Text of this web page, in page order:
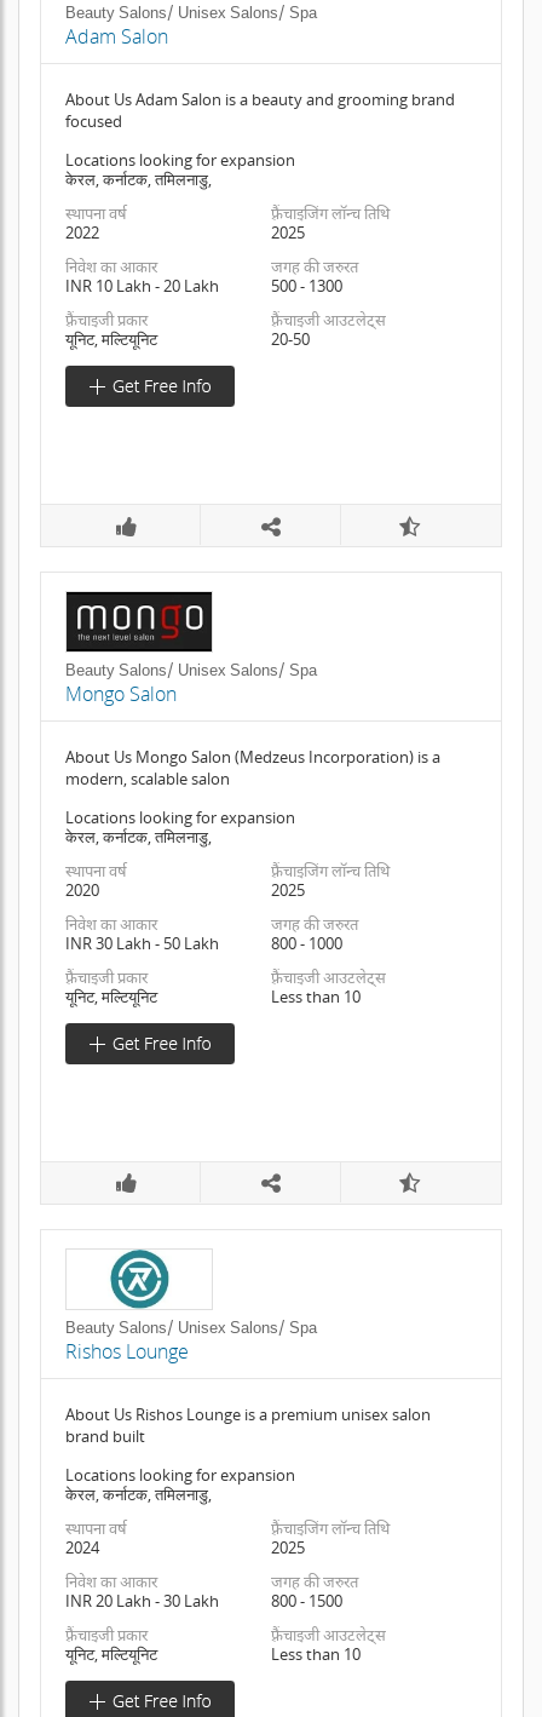
Beauty Salons/ Unisex Salons/ Spa
Adam Salon
About Us Adam Salon is a beauty and grooming brand
focused
Locations looking for expansion
केरल, कर्नाटक, तमिलनाडु,
स्थापना वर्ष
2022
फ़्रैंचाइजिंग लॉन्च तिथि
2025
निवेश का आकार
INR 10 Lakh - 20 Lakh
जगह की जरुरत
500 - 1300
फ़्रैंचाइजी प्रकार
यूनिट, मल्टियूनिट
फ़्रैंचाइजी आउटलेट्स
20-50
Beauty Salons/ Unisex Salons/ Spa
Mongo Salon
About Us Mongo Salon (Medzeus Incorporation) is a
modern, scalable salon
Locations looking for expansion
केरल, कर्नाटक, तमिलनाडु,
स्थापना वर्ष
2020
फ़्रैंचाइजिंग लॉन्च तिथि
2025
निवेश का आकार
INR 30 Lakh - 50 Lakh
जगह की जरुरत
800 - 1000
फ़्रैंचाइजी प्रकार
यूनिट, मल्टियूनिट
फ़्रैंचाइजी आउटलेट्स
Less than 10
Beauty Salons/ Unisex Salons/ Spa
Rishos Lounge
About Us Rishos Lounge is a premium unisex salon
brand built
Locations looking for expansion
केरल, कर्नाटक, तमिलनाडु,
स्थापना वर्ष
2024
फ़्रैंचाइजिंग लॉन्च तिथि
2025
निवेश का आकार
INR 20 Lakh - 30 Lakh
जगह की जरुरत
800 - 1500
फ़्रैंचाइजी प्रकार
यूनिट, मल्टियूनिट
फ़्रैंचाइजी आउटलेट्स
Less than 10